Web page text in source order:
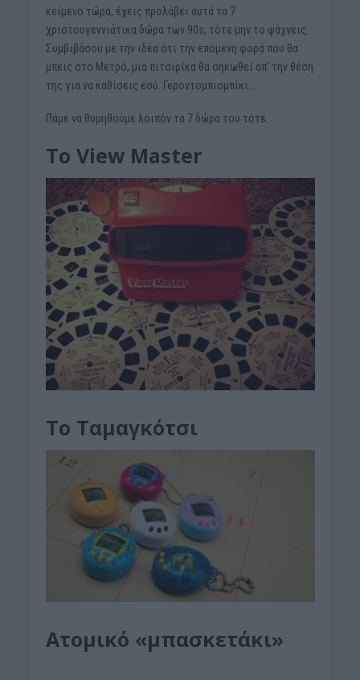
κείμενο τώρα, έχεις προλάβει αυτά τα 7
χριστουγεννιάτικα δώρα των 90s, τότε μην το ψάχνεις.
Συμβιβάσου με την ιδέα ότι την επόμενη φορά που θα
μπεις στο Μετρό, μια πιτσιρίκα θα σηκωθεί απ’ την θέση
της για να καθίσεις εσύ. Γεροντομπισμπίκι…
Πάμε να θυμηθούμε λοιπόν τα 7 δώρα του τότε…
Το ViewMaster
Το Ταμαγκότσι
Ατομικό «μπασκετάκι»